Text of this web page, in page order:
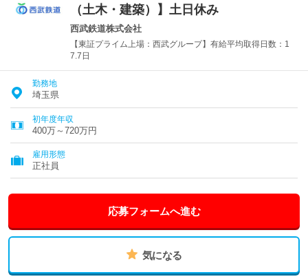
（土木・建築）】土日休み
西武鉄道株式会社
【東証プライム上場：西武グループ】有給平均取得日数：1
7.7日
勤務地
埼玉県
初年度年収
400万～720万円
雇用形態
正社員
応募フォームへ進む
気になる